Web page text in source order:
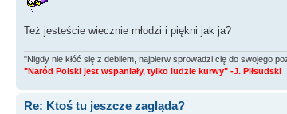
Też jesteście wiecznie młodzi i piękni jak ja?
"Nigdy nie kłóć się z debilem, najpierw sprowadzi cię do swojego
"Naród Polski jest wspaniały, tylko ludzie kurwy" -J. Piłsudski
Re: Ktoś tu jeszcze zagląda?